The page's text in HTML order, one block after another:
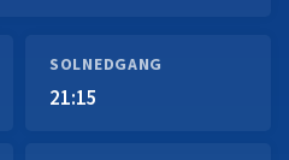
SOLNEDGANG
21:15